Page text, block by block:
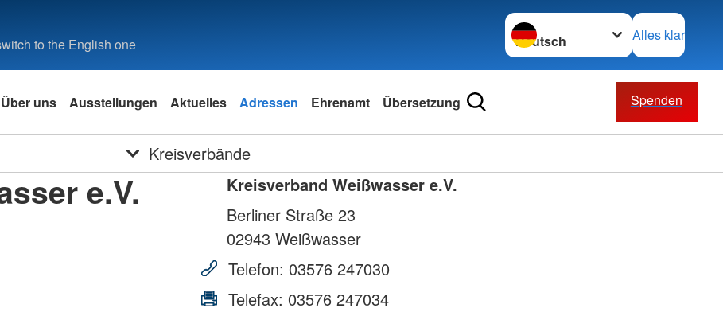
to the English one
Sprache wechseln zu
Alles klar
Über uns Ausstellungen Aktuelles Adressen Ehrenamt Übersetzung Spenden
Kreisverbände
e.V.
Kreisverband Weißwasser e.V.
Berliner Straße 23
02943 Weißwasser
Telefon: 03576 247030
Telefax: 03576 247034